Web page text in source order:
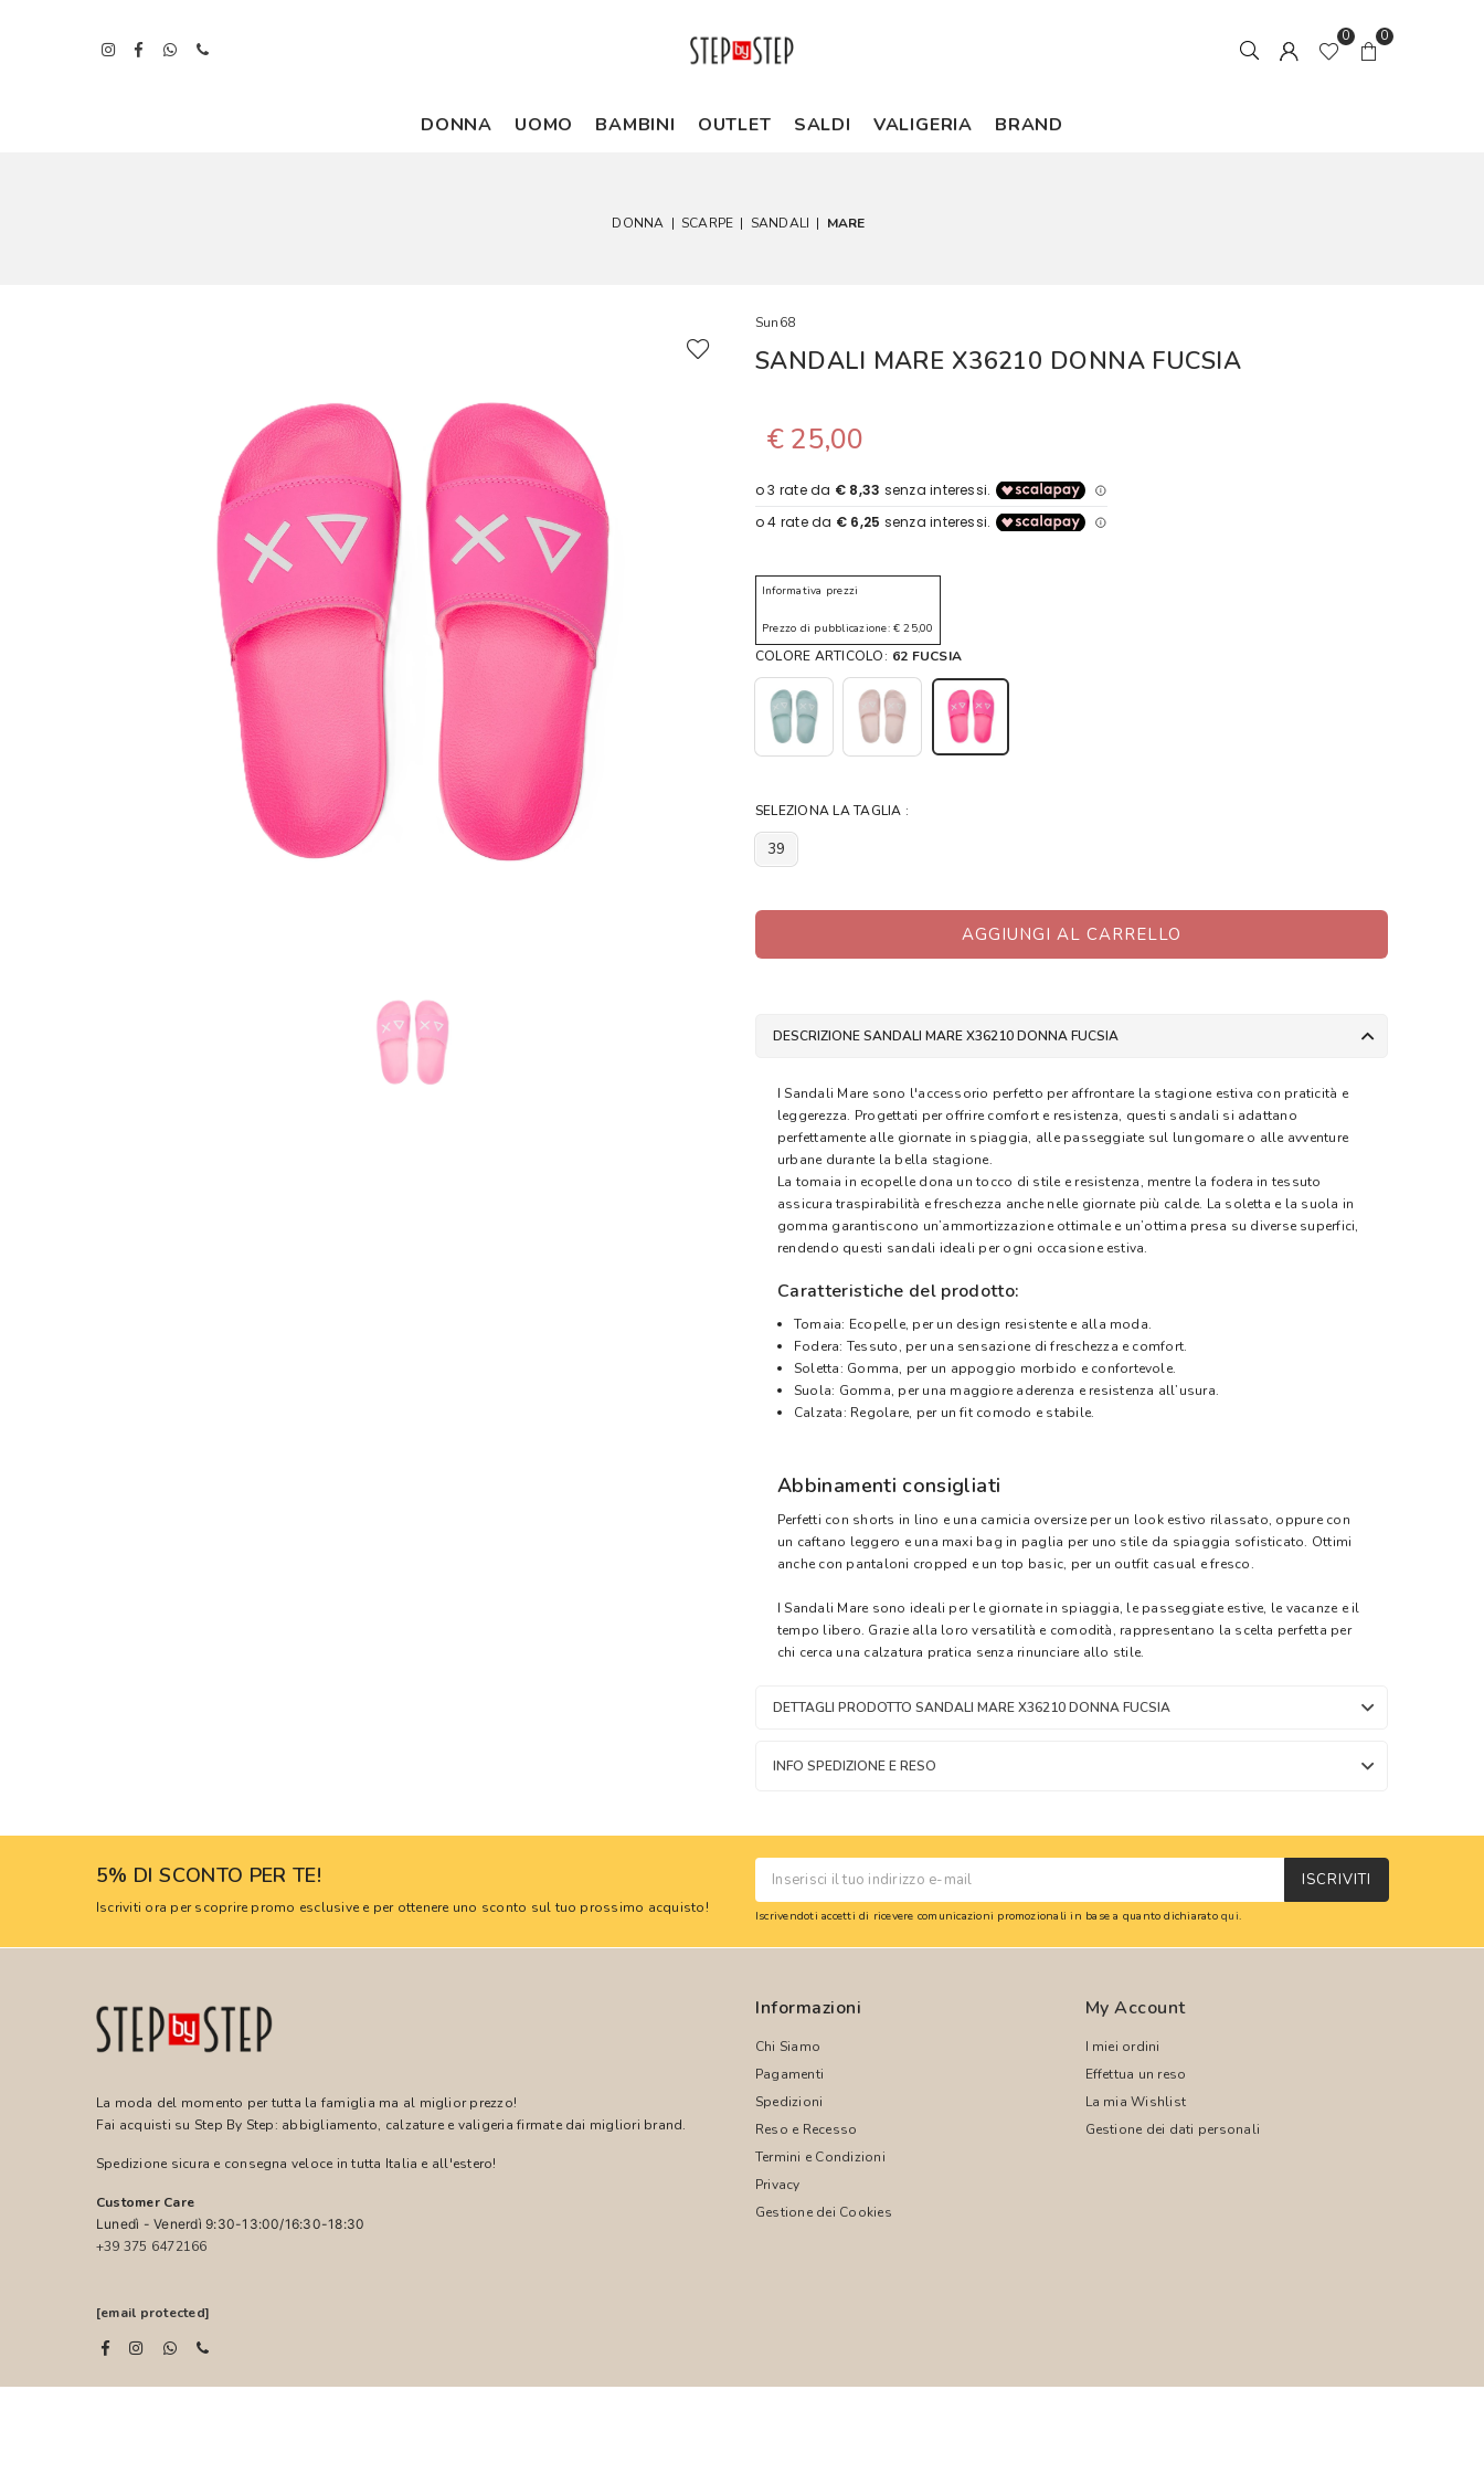
0 0
DONNA UOMO BAMBINI OUTLET SALDI VALIGERIA BRAND
DONNA | SCARPE | SANDALI | MARE
Sun68
SANDALI MARE X36210 DONNA FUCSIA
€ 25,00
Informativa prezzi
Prezzo di pubblicazione: € 25,00
COLORE ARTICOLO: 62 FUCSIA
SELEZIONA LA TAGLIA :
39
AGGIUNGI AL CARRELLO
DESCRIZIONE SANDALI MARE X36210 DONNA FUCSIA
I Sandali Mare sono l'accessorio perfetto per affrontare la stagione estiva con praticità e
leggerezza. Progettati per offrire comfort e resistenza, questi sandali si adattano
perfettamente alle giornate in spiaggia, alle passeggiate sul lungomare o alle avventure
urbane durante la bella stagione.
La tomaia in ecopelle dona un tocco di stile e resistenza, mentre la fodera in tessuto
assicura traspirabilità e freschezza anche nelle giornate più calde. La soletta e la suola in
gomma garantiscono un’ammortizzazione ottimale e un’ottima presa su diverse superfici,
rendendo questi sandali ideali per ogni occasione estiva.
Caratteristiche del prodotto:
Tomaia: Ecopelle, per un design resistente e alla moda.
Fodera: Tessuto, per una sensazione di freschezza e comfort.
Soletta: Gomma, per un appoggio morbido e confortevole.
Suola: Gomma, per una maggiore aderenza e resistenza all’usura.
Calzata: Regolare, per un fit comodo e stabile.
Abbinamenti consigliati
Perfetti con shorts in lino e una camicia oversize per un look estivo rilassato, oppure con
un caftano leggero e una maxi bag in paglia per uno stile da spiaggia sofisticato. Ottimi
anche con pantaloni cropped e un top basic, per un outfit casual e fresco.
I Sandali Mare sono ideali per le giornate in spiaggia, le passeggiate estive, le vacanze e il
tempo libero. Grazie alla loro versatilità e comodità, rappresentano la scelta perfetta per
chi cerca una calzatura pratica senza rinunciare allo stile.
DETTAGLI PRODOTTO SANDALI MARE X36210 DONNA FUCSIA
INFO SPEDIZIONE E RESO
5% DI SCONTO PER TE!
Iscriviti ora per scoprire promo esclusive e per ottenere uno sconto sul tuo prossimo acquisto!
ISCRIVITI
Iscrivendoti accetti di ricevere comunicazioni promozionali in base a quanto dichiaratoqui.
La moda del momento per tutta la famiglia ma al miglior prezzo!
Fai acquisti su Step By Step: abbigliamento, calzature e valigeria firmate dai migliori brand.
Spedizione sicura e consegna veloce in tutta Italia e all'estero!
Customer Care
Lunedì - Venerdì 9:30-13:00/16:30-18:30
+39 375 6472166
[email protected]
Informazioni
Chi Siamo
Pagamenti
Spedizioni
Reso e Recesso
Termini e Condizioni
Privacy
Gestione dei Cookies
My Account
I miei ordini
Effettua un reso
La mia Wishlist
Gestione dei dati personali